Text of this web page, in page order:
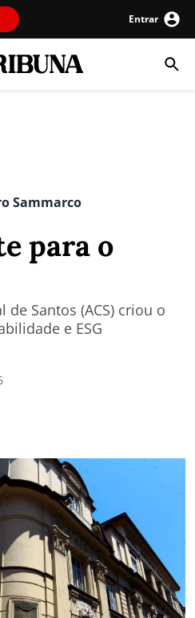
Entrar
Sammarco
para o
de Santos (ACS) criou o
e ESG